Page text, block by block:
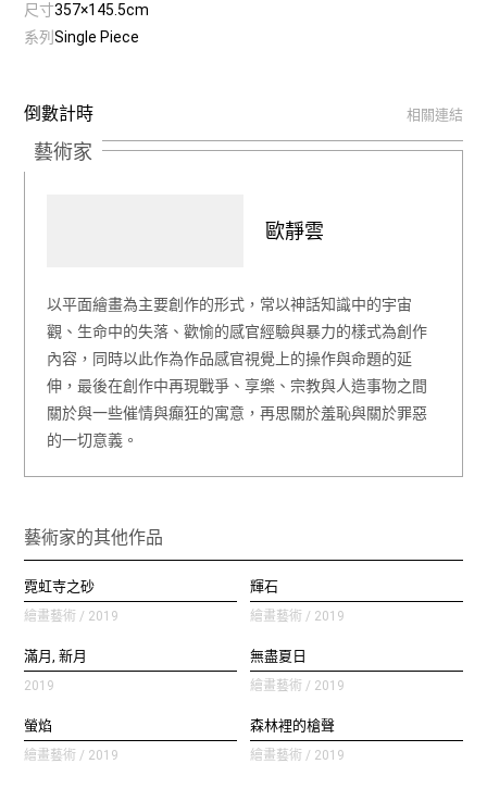
尺寸357×145.5cm
系列Single Piece
倒數計時 相關連結
藝術家
歐靜雲
以平面繪畫為主要創作的形式，常以神話知識中的宇宙
觀、生命中的失落、歡愉的感官經驗與暴力的樣式為創作
內容，同時以此作為作品感官視覺上的操作與命題的延
伸，最後在創作中再現戰爭、享樂、宗教與人造事物之間
關於與一些催情與癲狂的寓意，再思關於羞恥與關於罪惡
的一切意義。
藝術家的其他作品
霓虹寺之砂
繪畫藝術 / 2019
輝石
繪畫藝術 / 2019
滿月, 新月
2019
無盡夏日
繪畫藝術 / 2019
螢焰
繪畫藝術 / 2019
森林裡的槍聲
繪畫藝術 / 2019